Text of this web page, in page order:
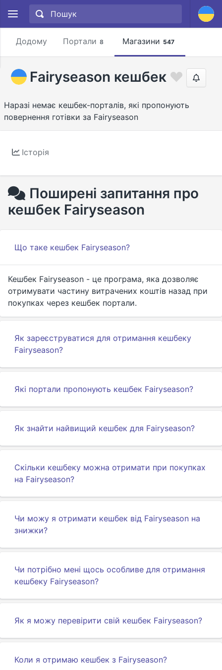
Додому Портали 8 Магазини 547
Fairyseason кешбек
Наразі немає кешбек-порталів, які пропонують
повернення готівки за Fairyseason
Історія
Поширені запитання про
кешбек Fairyseason
Що таке кешбек Fairyseason?
Кешбек Fairyseason - це програма, яка дозволяє
отримувати частину витрачених коштів назад при
покупках через кешбек портали.
Як зареєструватися для отримання кешбеку
Fairyseason?
Які портали пропонують кешбек Fairyseason?
Як знайти найвищий кешбек для Fairyseason?
Скільки кешбеку можна отримати при покупках
на Fairyseason?
Чи можу я отримати кешбек від Fairyseason на
знижки?
Чи потрібно мені щось особливе для отримання
кешбеку Fairyseason?
Як я можу перевірити свій кешбек Fairyseason?
Коли я отримаю кешбек з Fairyseason?